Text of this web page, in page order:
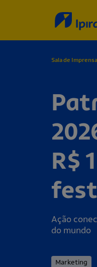
Sala de Imprensa
R$
Ação
do mundo
Marketing